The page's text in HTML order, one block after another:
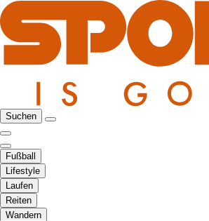
Suchen
Fußball
Lifestyle
Laufen
Reiten
Wandern